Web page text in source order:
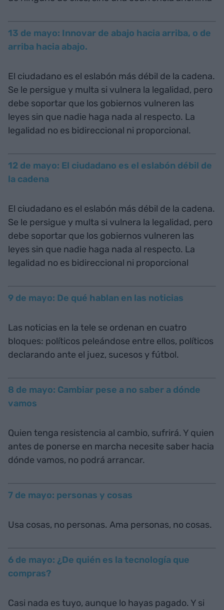
13 de mayo: Innovar de abajo hacia arriba, o de
arriba hacia abajo.
El ciudadano es el eslabón más débil de la cadena.
Se le persigue y multa si vulnera la legalidad, pero
debe soportar que los gobiernos vulneren las
leyes sin que nadie haga nada al respecto. La
legalidad no es bidireccional ni proporcional.
12 de mayo: El ciudadano es el eslabón débil de
la cadena
El ciudadano es el eslabón más débil de la cadena.
Se le persigue y multa si vulnera la legalidad, pero
debe soportar que los gobiernos vulneren las
leyes sin que nadie haga nada al respecto. La
legalidad no es bidireccional ni proporcional
9 de mayo: De qué hablan en las noticias
Las noticias en la tele se ordenan en cuatro
bloques: políticos peleándose entre ellos, políticos
declarando ante el juez, sucesos y fútbol.
8 de mayo: Cambiar pese a no saber a dónde
vamos
Quien tenga resistencia al cambio, sufrirá. Y quien
antes de ponerse en marcha necesite saber hacia
dónde vamos, no podrá arrancar.
7 de mayo: personas y cosas
Usa cosas, no personas. Ama personas, no cosas.
6 de mayo: ¿De quién es la tecnología que
compras?
Casi nada es tuyo, aunque lo hayas pagado. Y si